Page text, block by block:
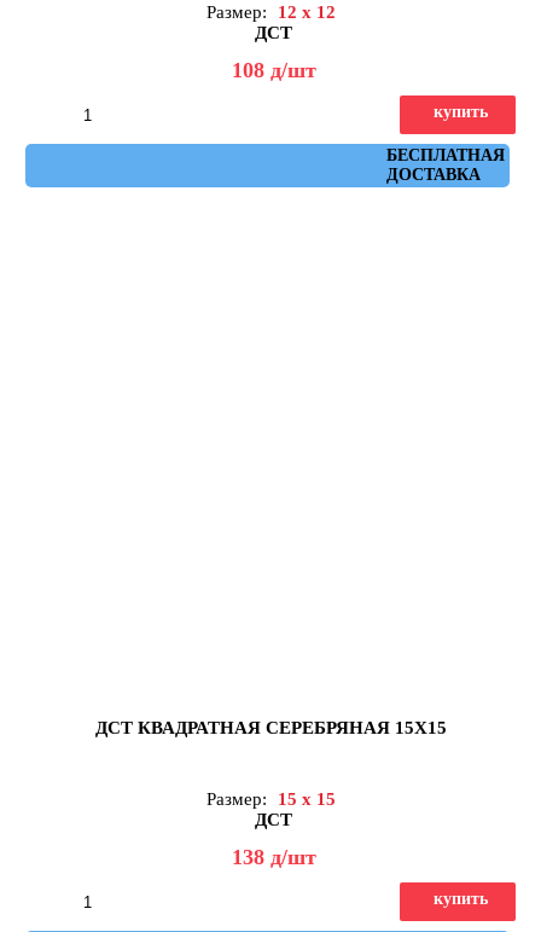
Размер:
12 x 12
ДСТ
108 д/шт
БЕСПЛАТНАЯ
ДОСТАВКА
купить
ДСТ КВАДРАТНАЯ СЕРЕБРЯНАЯ 15Х15
Размер:
15 x 15
ДСТ
138 д/шт
купить